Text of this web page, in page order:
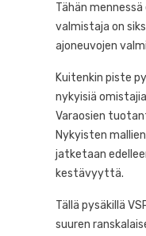
Tähän
valmistaja on
ajoneuvojen
Kuitenkin piste
nykyisiä
Varaosien
Nykyisten
jatketaan
kestävyyttä.
Tällä pysäkillä
suuren